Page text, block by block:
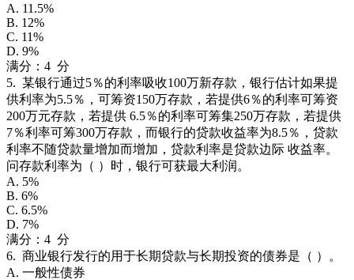
A. 11.5%
B. 12%
C. 11%
D. 9%
满分：4 分
5. 某银行通过5％的利率吸收100万新存款，银行估计如果提
供利率为5.5％，可筹资150万存款，若提供6％的利率可筹资
200万元存款，若提供 6.5％的利率可筹集250万存款，若提供
7％利率可筹300万存款，而银行的贷款收益率为8.5％，贷款
利率不随贷款量增加而增加，贷款利率是贷款边际 收益率。
问存款利率为（ ）时，银行可获最大利润。
A. 5%
B. 6%
C. 6.5%
D. 7%
满分：4 分
6. 商业银行发行的用于长期贷款与长期投资的债券是（ ）。
A. 一般性债券